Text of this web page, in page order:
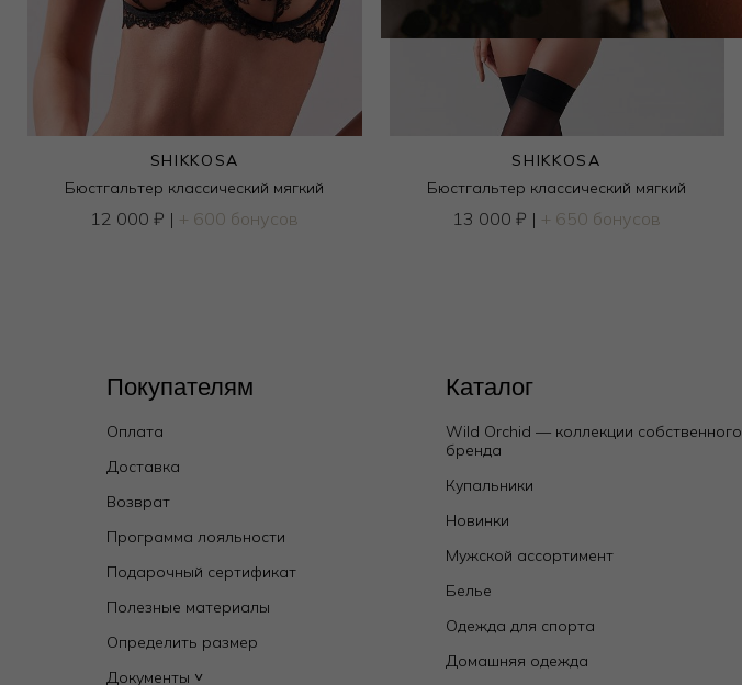
Трусы стринг
9 000 ₽
SHIKKOSA
Бюстгальтер классический мягкий
12 000₽ | + 600 бонусов
SHIKKOSA
Бюстгальтер классический мягкий
13 000₽ | + 650 бонусов
Покупателям
Оплата
Доставка
Возврат
Программа лояльности
Подарочный сертификат
Полезные материалы
Определить размер
Документы ˅
Каталог
Wild Orchid — коллекции собственного
бренда
Купальники
Новинки
Мужской ассортимент
Белье
Одежда для спорта
Домашняя одежда